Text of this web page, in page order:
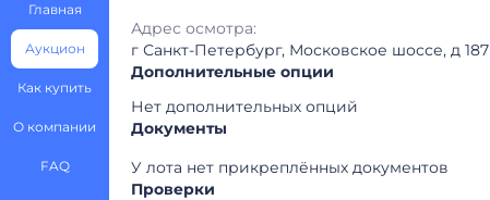
Главная
Аукцион
Как купить
О компании
FAQ
Адрес осмотра:
г Санкт-Петербург, Московское шоссе, д 187
Дополнительные опции
Нет дополнительных опций
Документы
У лота нет прикреплённых документов
Проверки